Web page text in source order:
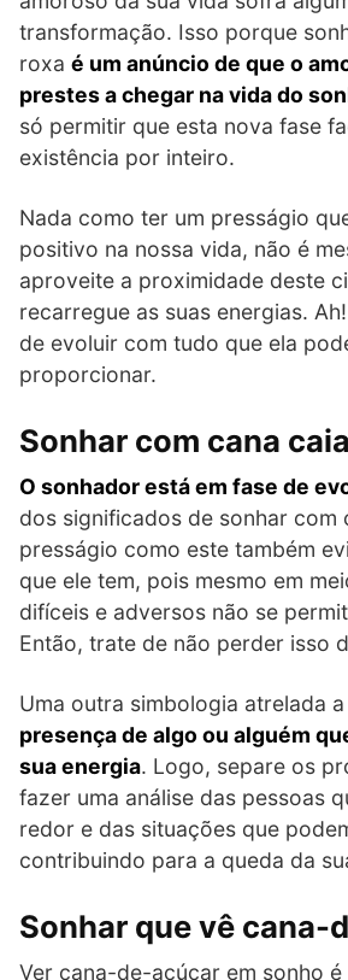
transformação. Isso porque
roxa é um anúncio de que o
prestes a chegar na vida do
só permitir que esta nova fase
existência por inteiro.
Nada como ter um presságio
positivo na nossa vida, não é
aproveite a proximidade deste
recarregue as suas energias.
de evoluir com tudo que ela
proporcionar.
Sonhar com cana
O sonhador está em fase de
dos significados de sonhar com
presságio como este também
que ele tem, pois mesmo em
difíceis e adversos não se
Então, trate de não perder isso
Uma outra simbologia atrelada
presença de algo ou alguém
sua energia. Logo, separe os
fazer uma análise das pessoas
redor e das situações que
contribuindo para a queda da
Sonhar que vê cana-
Ver cana-de-açúcar em sonho é